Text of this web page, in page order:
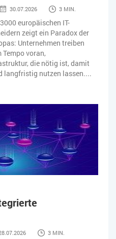
30.07.2026 3 MIN.
europäischen IT-
zeigt ein Paradox der
Unternehmen treiben
voran,
die nötig ist, damit
langfristig nutzen lassen....
3 MIN.